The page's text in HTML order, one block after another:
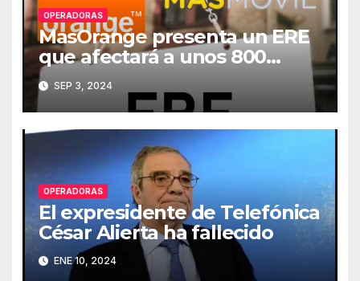
OPERADORAS
MasOrange presenta un ERE
que afectará a unos 800
empleados
SEP 3, 2024
OPERADORAS
El expresidente de Telefónica
César Alierta ha fallecido
ENE 10, 2024